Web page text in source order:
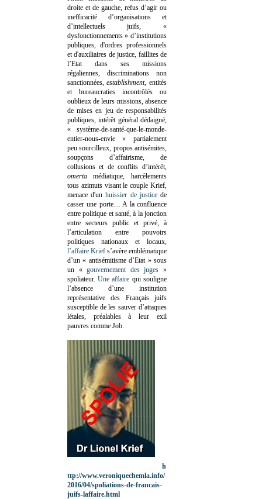
droite et de gauche, refus d’agir ou
inefficacité d’organisations et
d’intellectuels juifs, «
dysfonctionnements » d’institutions
publiques, d'ordres professionnels
et d'auxiliaires de justice, faillites de
l’Etat dans ses missions
régaliennes, discriminations non
sanctionnées,establishment, entités
et bureaucraties incontrôlés ou
oublieux de leurs missions, absence
de mises en jeu de responsabilités
publiques, intérêt général dédaigné,
« système-de-santé-que-le-monde-
entier-nous-envie » partialement
peu sourcilleux, propos antisémites,
soupçons d’affairisme, de
collusions et de conflits d’intérêt,
omertamédiatique, harcèlements
tous azimuts visant le couple Krief,
menace d'unhuissier de justicede
casser une porte… A la confluence
entre politique et santé, à la jonction
entre secteurs public et privé, à
l’articulation entre pouvoirs
politiques nationaux et locaux,
l’affaire Krief s’avère emblématique
d’un « antisémitisme d’Etat » sous
un «gouvernement des juges »
spoliateur.Une affaire qui souligne
l’absence d’une institution
représentative des Français juifs
susceptible de les sauver d’attaques
létales, préalables à leur exil
pauvres comme Job.
h
ttp://www.veroniquechemla.info/
2016/04/spoliations-de-francais-
juifs-laffaire.html